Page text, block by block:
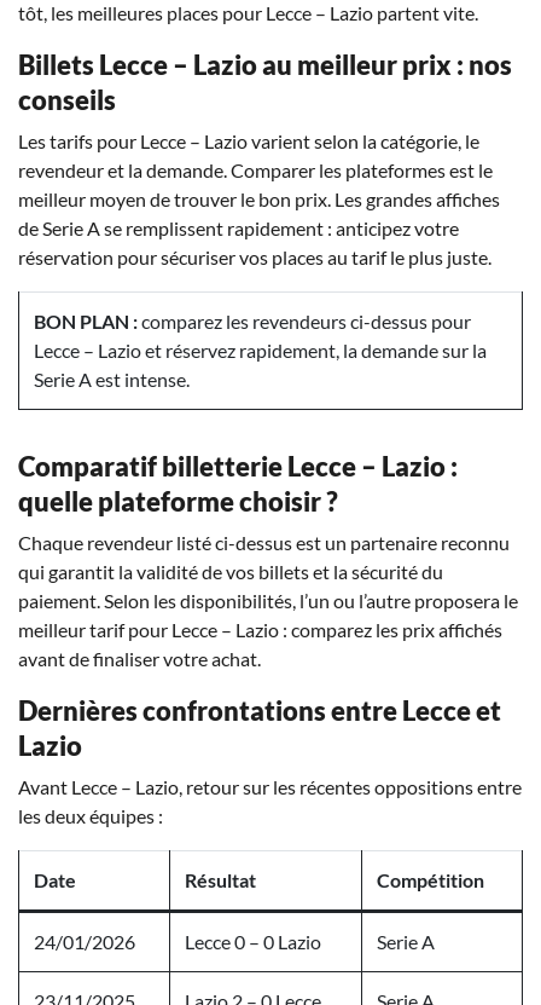
tôt, les meilleures places pour Lecce – Lazio partent vite.
Billets Lecce – Lazio au meilleur prix : nos
conseils
Les tarifs pour Lecce – Lazio varient selon la catégorie, le
revendeur et la demande. Comparer les plateformes est le
meilleur moyen de trouver le bon prix. Les grandes affiches
de Serie A se remplissent rapidement : anticipez votre
réservation pour sécuriser vos places au tarif le plus juste.
BON PLAN :comparez les revendeurs ci-dessus pour
Lecce – Lazio et réservez rapidement, la demande sur la
Serie A est intense.
Comparatif billetterie Lecce – Lazio :
quelle plateforme choisir ?
Chaque revendeur listé ci-dessus est un partenaire reconnu
qui garantit la validité de vos billets et la sécurité du
paiement. Selon les disponibilités, l’un ou l’autre proposera le
meilleur tarif pour Lecce – Lazio : comparez les prix affichés
avant de finaliser votre achat.
Dernières confrontations entre Lecce et
Lazio
Avant Lecce – Lazio, retour sur les récentes oppositions entre
les deux équipes :
Date Résultat Compétition
24/01/2026 Lecce 0 – 0 Lazio Serie A